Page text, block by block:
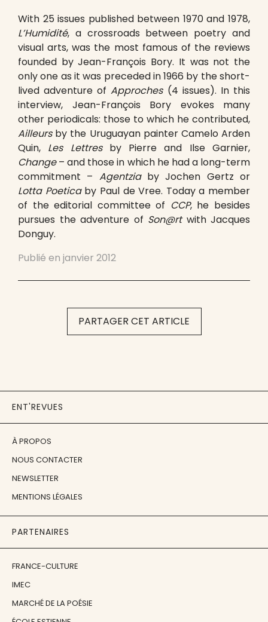
With 25 issues published between 1970 and 1978,
L’Humidité, a crossroads between poetry and
visual arts, was the most famous of the reviews
founded by Jean-François Bory. It was not the
only one as it was preceded in 1966 by the short-
lived adventure ofApproches(4 issues). In this
interview, Jean-François Bory evokes many
other periodicals: those to which he contributed,
Ailleursby the Uruguayan painter Camelo Arden
Quin, Les Lettresby Pierre and Ilse Garnier,
Change– and those in which he had a long-term
commitment – Agentziaby Jochen Gertz or
Lotta Poeticaby Paul de Vree. Today a member
of the editorial committee of CCP, he besides
pursues the adventure of Son@rtwith Jacques
Donguy.
Publié en janvier 2012
PARTAGER CET ARTICLE
ENT'REVUES
À PROPOS
NOUS CONTACTER
NEWSLETTER
MENTIONS LÉGALES
PARTENAIRES
FRANCE-CULTURE
IMEC
MARCHÉ DE LA POÉSIE